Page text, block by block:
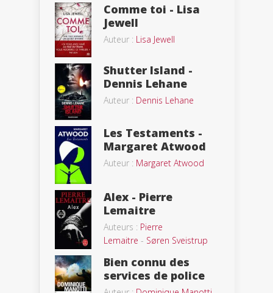
Comme toi - Lisa
Jewell
Auteur : Lisa Jewell
Shutter Island -
Dennis Lehane
Auteur : Dennis Lehane
Les Testaments -
Margaret Atwood
Auteur : Margaret Atwood
Alex - Pierre
Lemaitre
Auteurs : Pierre
Lemaitre - Søren Sveistrup
Bien connu des
services de police